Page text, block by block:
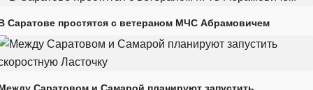
Саратове простятся с ветераном МЧС Абрамовичем